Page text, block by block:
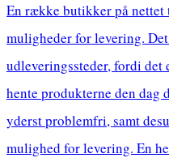
En række butikker på nettet
muligheder for levering.
udleveringssteder, fordi det
hente produkterne den dag
yderst problemfri, samt
mulighed for levering. En